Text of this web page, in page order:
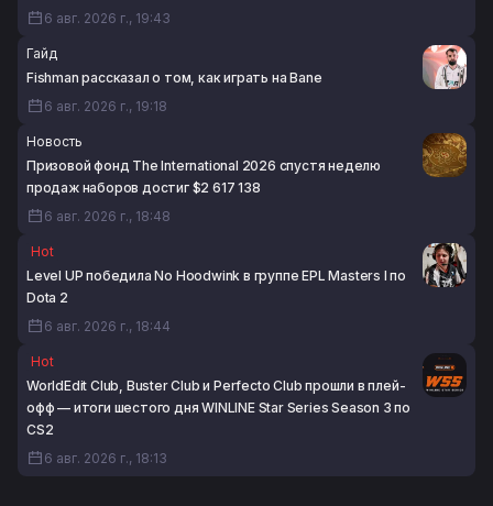
6 авг. 2026 г., 19:43
Гайд
Fishman рассказал о том, как играть на Bane
6 авг. 2026 г., 19:18
Новость
Призовой фонд The International 2026 спустя неделю
продаж наборов достиг $2 617 138
6 авг. 2026 г., 18:48
Hot
Level UP победила No Hoodwink в группе EPL Masters I по
Dota 2
6 авг. 2026 г., 18:44
Hot
WorldEdit Club, Buster Club и Perfecto Club прошли в плей-
офф — итоги шестого дня WINLINE Star Series Season 3 по
CS2
6 авг. 2026 г., 18:13